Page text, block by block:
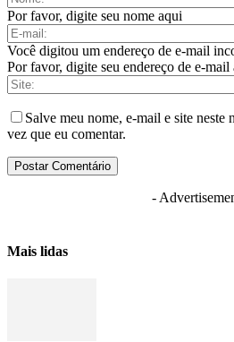
Por favor, digite seu nome aqui
Você digitou um endereço de e-mail
Por favor, digite seu endereço de e-mail
Salve meu nome, e-mail e site neste
vez que eu comentar.
-
Mais lidas